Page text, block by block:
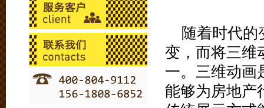
随着时代
变，而将三维
一。三维动画
能够为房地产